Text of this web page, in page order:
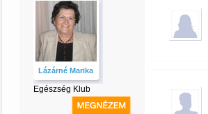
Lázárné Marika
Egészség Klub